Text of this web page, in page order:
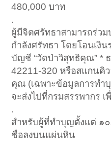
480,000 บาท
.
ผู้มีจิตศรัทธาสามารถร่ว
กำลังศรัทธา โดยโอนเงิ
บัญชี “วัดป่าวิสุทธิคุณ” *
42211-320 หรือสแกนคิ
คุณ (เฉพาะข้อมูลการท
จะส่งไปที่กรมสรรพากร
.
สำหรับผู้ที่ทำบุญตั้งแต่ ๑
ชื่อลงบนแผ่นหิน